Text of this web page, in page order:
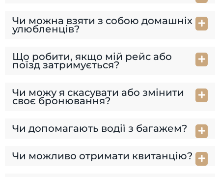
Чи можна взяти з собою домашніх
улюбленців?
Що робити, якщо мій рейс або
поїзд затримується?
Чи можу я скасувати або змінити
своє бронювання?
Чи допомагають водії з багажем?
Чи можливо отримати квитанцію?